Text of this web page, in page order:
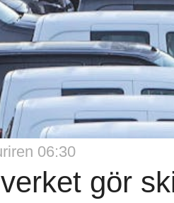
06:30
gör